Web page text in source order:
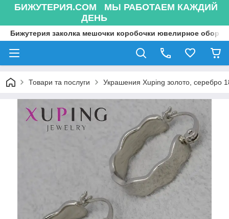
БИЖУТЕРИЯ.COM МЫ РАБОТАЕМ КАЖДИЙ
ДЕНЬ
Бижутерия заколка мешочки коробочки ювелирное
Товари та послуги Украшения Xuping золото, серебро